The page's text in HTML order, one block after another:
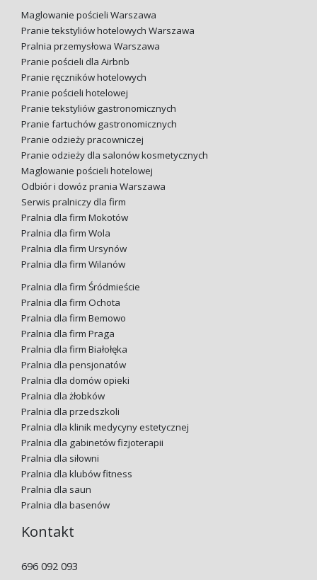
Maglowanie pościeli Warszawa
Pranie tekstyliów hotelowych Warszawa
Pralnia przemysłowa Warszawa
Pranie pościeli dla Airbnb
Pranie ręczników hotelowych
Pranie pościeli hotelowej
Pranie tekstyliów gastronomicznych
Pranie fartuchów gastronomicznych
Pranie odzieży pracowniczej
Pranie odzieży dla salonów kosmetycznych
Maglowanie pościeli hotelowej
Odbiór i dowóz prania Warszawa
Serwis pralniczy dla firm
Pralnia dla firm Mokotów
Pralnia dla firm Wola
Pralnia dla firm Ursynów
Pralnia dla firm Wilanów
Pralnia dla firm Śródmieście
Pralnia dla firm Ochota
Pralnia dla firm Bemowo
Pralnia dla firm Praga
Pralnia dla firm Białołęka
Pralnia dla pensjonatów
Pralnia dla domów opieki
Pralnia dla żłobków
Pralnia dla przedszkoli
Pralnia dla klinik medycyny estetycznej
Pralnia dla gabinetów fizjoterapii
Pralnia dla siłowni
Pralnia dla klubów fitness
Pralnia dla saun
Pralnia dla basenów
Kontakt
696 092 093